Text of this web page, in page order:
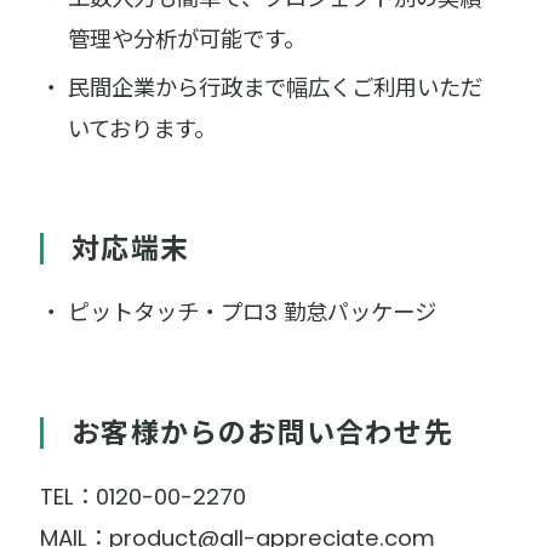
管理や分析が可能です。
民間企業から行政まで幅広くご利用いただ
いております。
対応端末
ピットタッチ・プロ3 勤怠パッケージ
お客様からのお問い合わせ先
TEL：0120-00-2270
MAIL：product@all-appreciate.com